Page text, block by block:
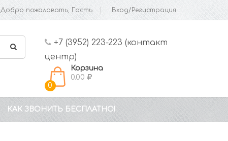
Добро пожаловать, Гость Вход/Регистрация
+7 (3952) 223-223 (контакт
центр)
0
Корзина
0.00
КАК ЗВОНИТЬ БЕСПЛАТНО!